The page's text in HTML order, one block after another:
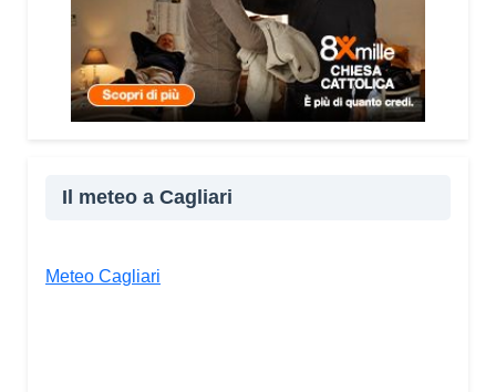
Il meteo a Cagliari
Meteo Cagliari